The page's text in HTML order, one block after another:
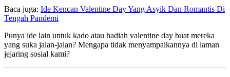
Baca juga: Ide Kencan Valentine Day Yang Asyik Dan Romantis Di
Tengah Pandemi
Punya ide lain untuk kado atau hadiah valentine day buat mereka
yang suka jalan-jalan? Mengapa tidak menyampaikannya di laman
jejaring sosial kami?